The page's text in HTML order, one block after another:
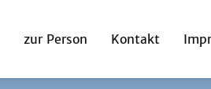
zur Person Kontakt